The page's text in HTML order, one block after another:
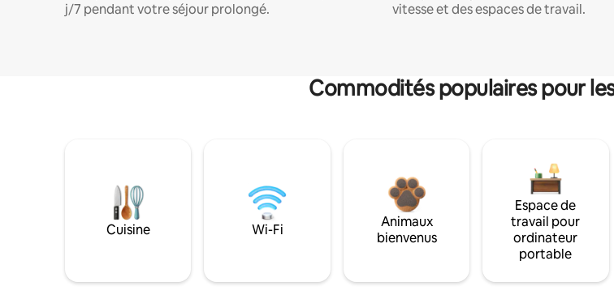
j/7 pendant votre séjour prolongé.
vitesse et des espaces de travail.
Commodités populaires pour
Cuisine Wi-Fi
Animaux
bienvenus
Espace de
travail pour
ordinateur
portable